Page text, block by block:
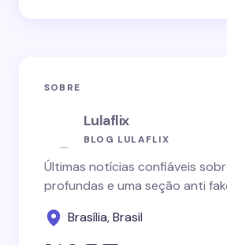
SOBRE
Lulaflix
BLOG LULAFLIX
Últimas notícias confiáveis
profundas e uma seção anti
Brasília, Brasil